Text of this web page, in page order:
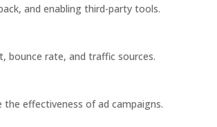
and enabling third-party tools.
bounce rate, and traffic sources.
the effectiveness of ad campaigns.